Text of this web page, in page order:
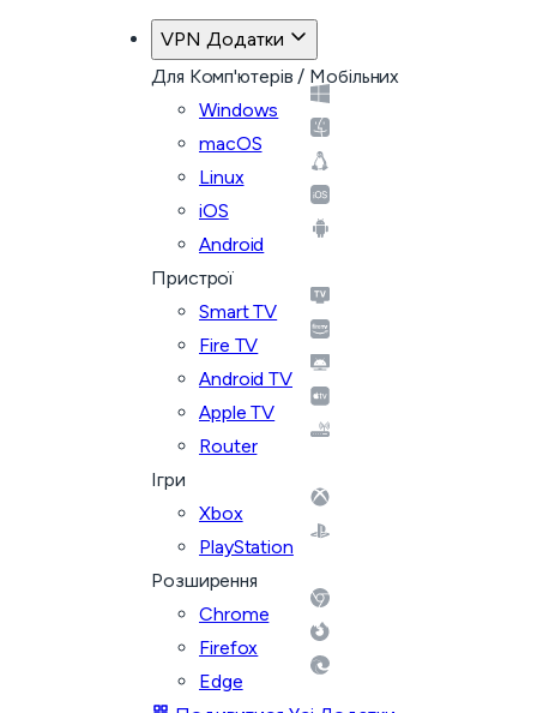
VPN Додатки
Для Комп'ютерів / Мобільних
Windows
macOS
Linux
iOS
Android
Пристрої
Smart TV
Fire TV
Android TV
Apple TV
Router
Ігри
Xbox
PlayStation
Розширення
Chrome
Firefox
Edge